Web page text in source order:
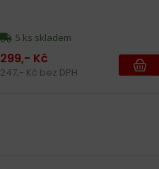
5 ks skladem
299,- Kč
247,- Kč bez DPH